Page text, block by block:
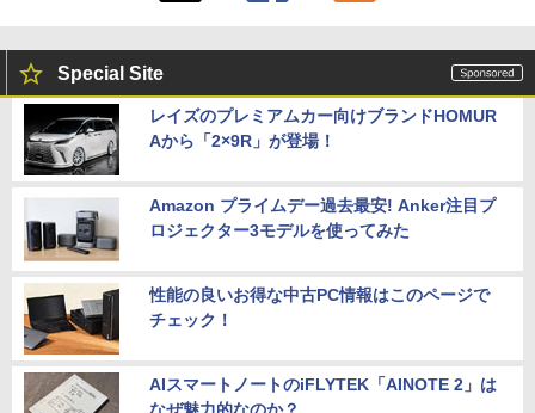
Special Site
レイズのプレミアムカー向けブランドHOMUR
Aから「2×9R」が登場！
Amazon プライムデー過去最安! Anker注目プ
ロジェクター3モデルを使ってみた
性能の良いお得な中古PC情報はこのページで
チェック！
AIスマートノートのiFLYTEK「AINOTE 2」は